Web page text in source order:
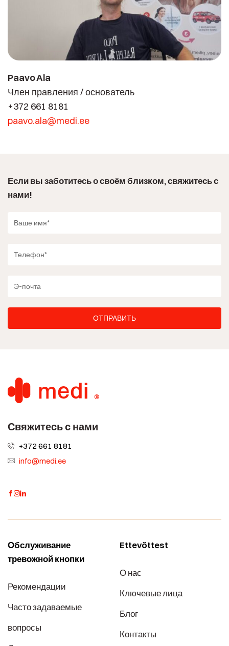
Paavo Ala
Член правления / основатель
+372 661 8181
paavo.ala@medi.ee
Если вы заботитесь о своём близком, свяжитесь с
нами!
Свяжитесь с нами
+372 661 8181
info@medi.ee
Обслуживание
тревожной кнопки
Рекомендации
Часто задаваемые
вопросы
Ettevõttest
О нас
Ключевые лица
Блог
Контакты